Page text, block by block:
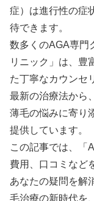
症）は進行性の症
待できます。
数多くのAGA専門
リニック」は、豊
た丁寧なカウンセ
最新の治療法から
薄毛の悩みに寄り
提供しています。
この記事では、「
費用、口コミなど
あなたの疑問を解
毛治療の新時代を